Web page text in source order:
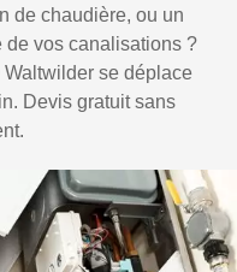
de chaudière, ou un
vos canalisations ?
se déplace
Devis gratuit sans